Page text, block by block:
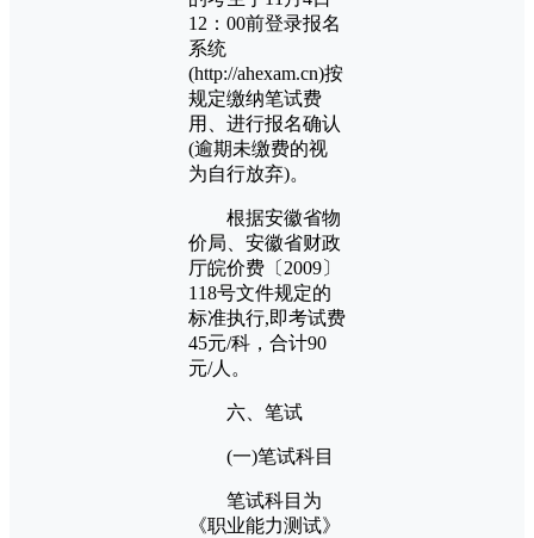
12：00前登录报名
系统
(http://ahexam.cn)按
规定缴纳笔试费
用、进行报名确认
(逾期未缴费的视
为自行放弃)。
根据安徽省物
价局、安徽省财政
厅皖价费〔2009〕
118号文件规定的
标准执行,即考试费
45元/科，合计90
元/人。
六、笔试
(一)笔试科目
笔试科目为
《职业能力测试》